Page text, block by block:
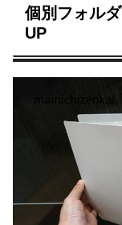
個別フォル
UP